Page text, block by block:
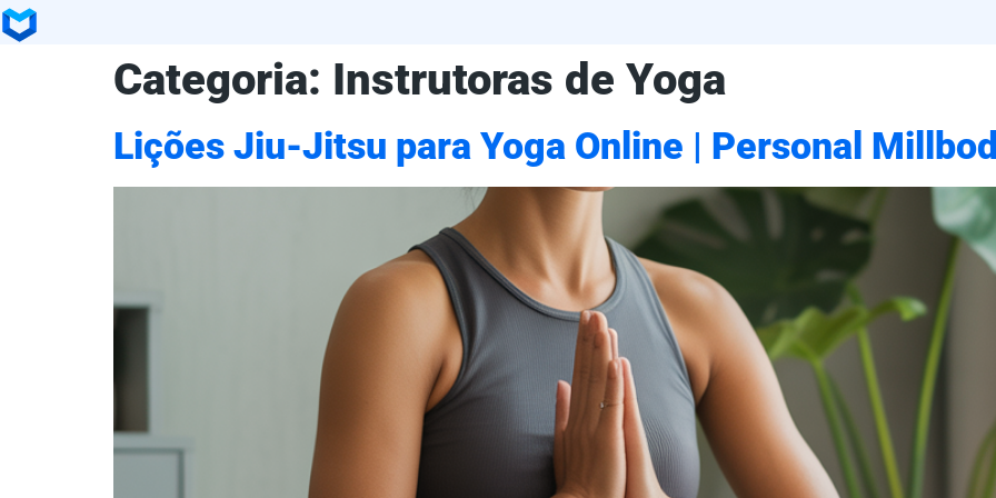
Categoria: Instrutoras de Yoga
Lições Jiu-Jitsu para Yoga Online | Personal